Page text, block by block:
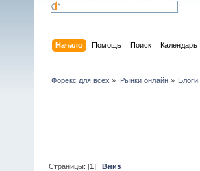
Начало Помощь Поиск Календарь
Форекс для всех » Рынки онлайн» Блоги
Страницы: [1]Вниз